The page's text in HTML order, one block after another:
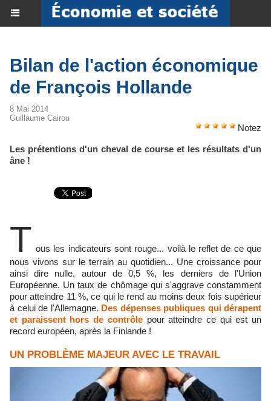
Bilan de l'action économique
de François Hollande
8 Mai 2014
Guillaume Cairou
Notez
Les prétentions d'un cheval de course et les résultats d'un
âne !
T ous les indicateurs sont rouge... voilà le reflet de ce que
nous vivons sur le terrain au quotidien... Une croissance pour
ainsi dire nulle, autour de 0,5 %, les derniers de l'Union
Européenne. Un taux de chômage qui s'aggrave constamment
pour atteindre 11 %, ce qui le rend au moins deux fois supérieur
à celui de l'Allemagne. Des dépenses publiques qui dérapent
et paraissent hors de contrôlepour atteindre ce qui est un
record européen, après la Finlande !
UN PROBLÈME MAJEUR AVEC LE TRAVAIL